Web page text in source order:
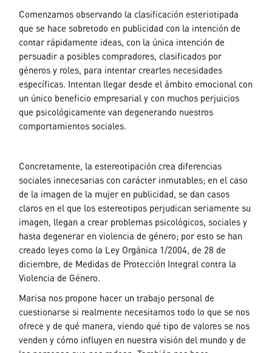
Comenzamos observando la clasificación esteriotipada
que se hace sobretodo en publicidad con la intención de
contar rápidamente ideas, con la única intención de
persuadir a posibles compradores, clasificados por
géneros y roles, para intentar crearles necesidades
específicas. Intentan llegar desde el ámbito emocional con
un único beneficio empresarial y con muchos perjuicios
que psicológicamente van degenerando nuestros
comportamientos sociales.
Concretamente, la estereotipación crea diferencias
sociales innecesarias con carácter inmutables; en el caso
de la imagen de la mujer en publicidad, se dan casos
claros en el que los estereotipos perjudican seriamente su
imagen, llegan a crear problemas psicológicos, sociales y
hasta degenerar en violencia de género; por esto se han
creado leyes como la Ley Orgánica 1/2004, de 28 de
diciembre, de Medidas de Protección Integral contra la
Violencia de Género.
Marisa nos propone hacer un trabajo personal de
cuestionarse si realmente necesitamos todo lo que se nos
ofrece y de qué manera, viendo qué tipo de valores se nos
venden y cómo influyen en nuestra visión del mundo y de